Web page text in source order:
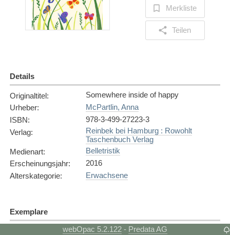
Merkliste
Teilen
Details
Originaltitel:
Somewhere inside of happy
Urheber:
McPartlin, Anna
ISBN:
978-3-499-27223-3
Verlag:
Reinbek bei Hamburg : Rowohlt
Taschenbuch Verlag
Medienart:
Belletristik
Erscheinungsjahr:
2016
Alterskategorie: Erwachsene
Exemplare
Es sind keine Exemplare vorhanden
webOpac 5.2.122 - Predata AG